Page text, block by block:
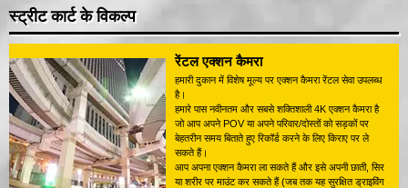
स्ट्रीट कार्ट के विकल्प
रेंटल एक्शन कैमरा
हमारी दुकान में विशेष मूल्य पर एक्शन कैमरा रेंटल सेवा उपलब्ध
है।
हमारे पास नवीनतम और सबसे शक्तिशाली 4K एक्शन कैमरा है
जो आप अपने POV या अपने परिवार/दोस्तों को सड़कों पर
बेहतरीन समय बिताते हुए रिकॉर्ड करने के लिए किराए पर ले
सकते हैं।
आप अपना एक्शन कैमरा ला सकते हैं और इसे अपनी छाती, सिर
या शरीर पर माउंट कर सकते हैं (जब तक यह सुरक्षित ड्राइविंग